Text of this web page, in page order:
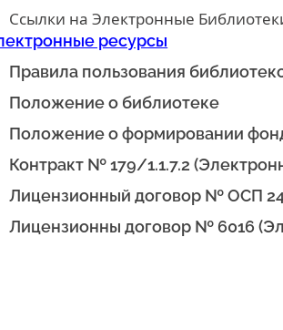
Ссылки на Электронные
ресурсы
Правила пользования
Положение о библиотеке
Положение о формировании
Контракт № 179/1.1.7.2
Лицензионный договор № ОСП
Лицензионны договор № 6016